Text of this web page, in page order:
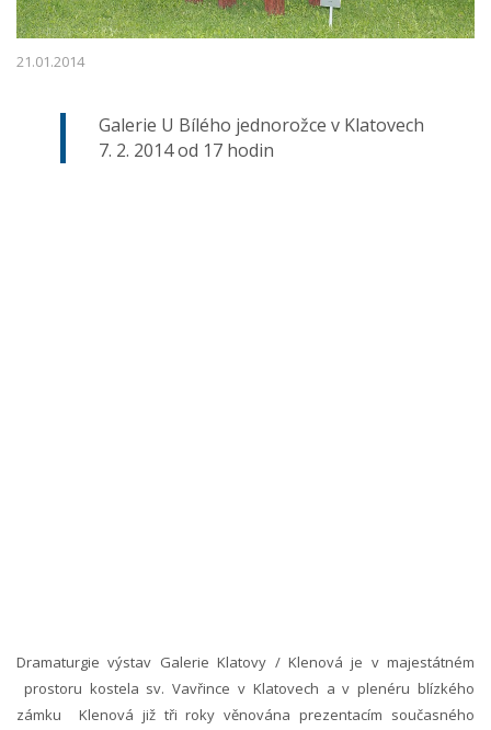
21.01.2014
Galerie U Bílého jednorožce v Klatovech
7. 2. 2014 od 17 hodin
Dramaturgie výstav Galerie Klatovy / Klenová je v majestátném
prostoru kostela sv. Vavřince v Klatovech a v plenéru blízkého
zámku Klenová již tři roky věnována prezentacím současného